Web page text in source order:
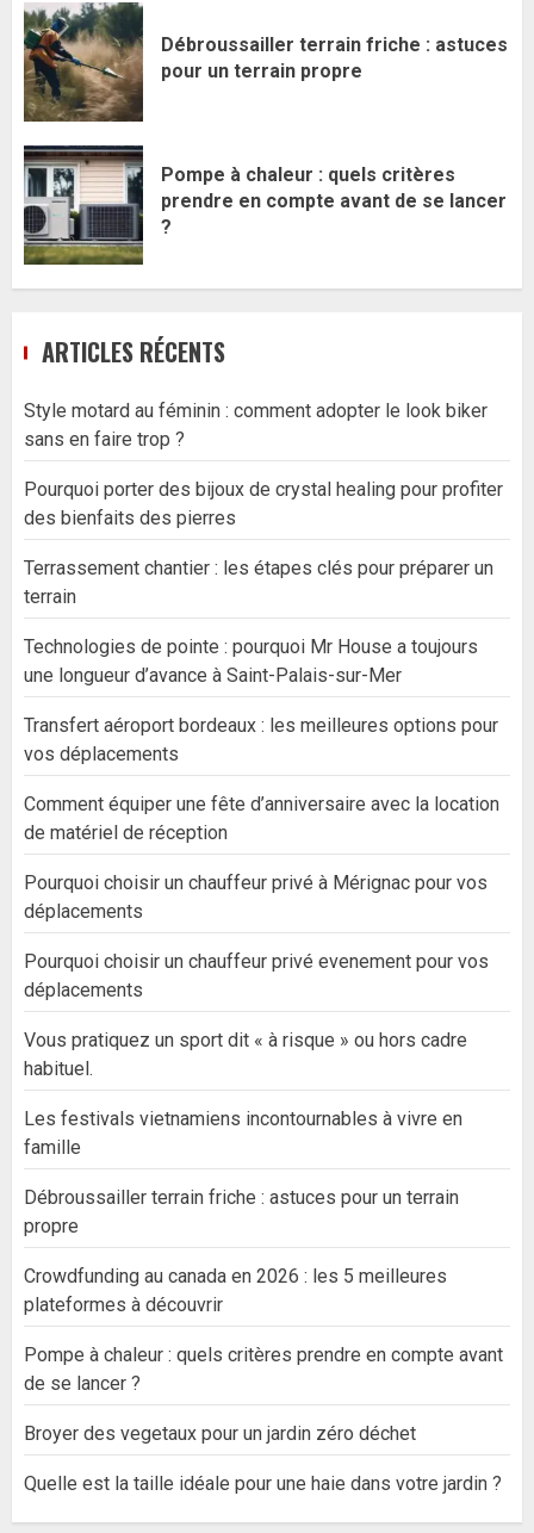
Débroussailler terrain friche : astuces
pour un terrain propre
Pompe à chaleur : quels critères
prendre en compte avant de se lancer
?
ARTICLES RÉCENTS
Style motard au féminin : comment adopter le look biker
sans en faire trop ?
Pourquoi porter des bijoux de crystal healing pour profiter
des bienfaits des pierres
Terrassement chantier : les étapes clés pour préparer un
terrain
Technologies de pointe : pourquoi Mr House a toujours
une longueur d’avance à Saint-Palais-sur-Mer
Transfert aéroport bordeaux : les meilleures options pour
vos déplacements
Comment équiper une fête d’anniversaire avec la location
de matériel de réception
Pourquoi choisir un chauffeur privé à Mérignac pour vos
déplacements
Pourquoi choisir un chauffeur privé evenement pour vos
déplacements
Vous pratiquez un sport dit « à risque » ou hors cadre
habituel.
Les festivals vietnamiens incontournables à vivre en
famille
Débroussailler terrain friche : astuces pour un terrain
propre
Crowdfunding au canada en 2026 : les 5 meilleures
plateformes à découvrir
Pompe à chaleur : quels critères prendre en compte avant
de se lancer ?
Broyer des vegetaux pour un jardin zéro déchet
Quelle est la taille idéale pour une haie dans votre jardin ?